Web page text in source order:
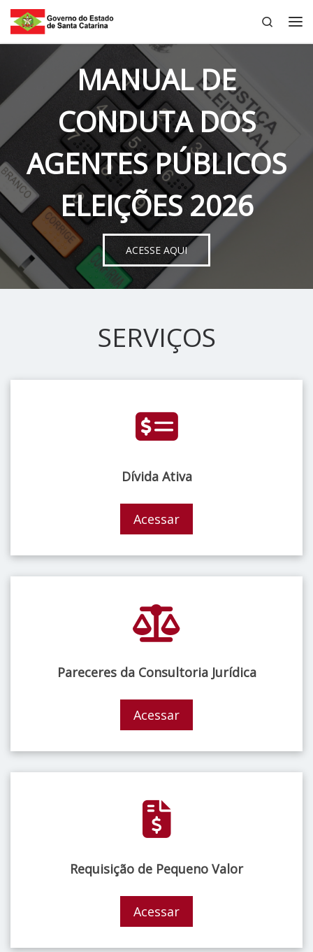
Skip to content
Search
MANUAL DE
CONDUTA DOS
AGENTES PÚBLICOS
ELEIÇÕES 2026
ACESSE AQUI
SERVIÇOS
Dívida Ativa
Acessar
Pareceres da Consultoria Jurídica
Acessar
Requisição de Pequeno Valor
Acessar